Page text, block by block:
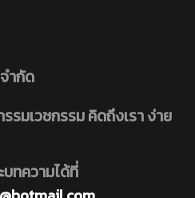
ำกัด
รมเวชกรรม คิดถึงเรา ง่าย
ทความได้ที่